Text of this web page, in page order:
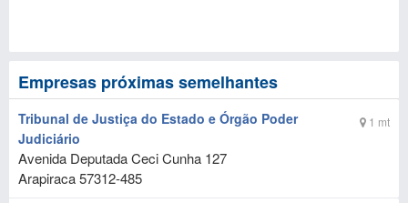
Empresas próximas semelhantes
1 mt
Tribunal de Justiça do Estado e Órgão Poder
Judiciário
Avenida Deputada Ceci Cunha 127
Arapiraca57312-485